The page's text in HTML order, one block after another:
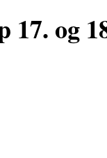
17. og